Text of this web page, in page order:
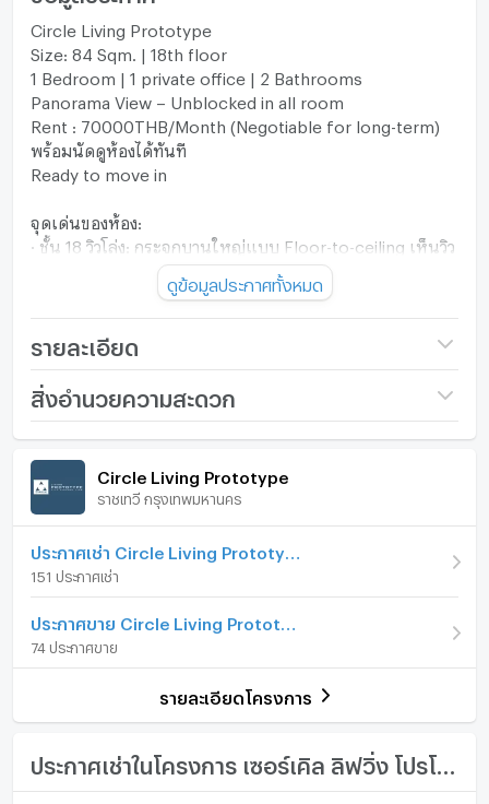
Circle Living Prototype
Size: 84 Sqm. | 18th floor
1 Bedroom | 1 private office | 2 Bathrooms
Panorama View – Unblocked in all room
Rent : 70000THB/Month (Negotiable for long-term)
พร้อมนัดดูห้องได้ทันที
Ready to move in
จุดเด่นของห้อง:
· ชั้น 18 วิวโล่ง: กระจกบานใหญ่แบบ Floor-to-ceiling เห็นวิว
สวนและพระอาทิตย์ตกดินได้จากในห้อง ห้องไม่รับแดดโดยค
· พื้นที่ทำงานส่วนตัว: จัดวางโต๊ะทำงานพร้อมเก้าอี้ Ergonomic
หันหน้าออกรับวิว
เครื่องนอนพรีเมียม ที่นอน king size
· ฟังก์ชันครบ: 2 ห้องน้ำ (มีอ่างอาบน้ำชมวิว), ตู้เสื้อผ้า Built-in
ครัวทันสมัย: มีเตาอบ, ไมโครเวฟ และเครื่องทำกาแฟ พร้อมใช้
งาน
· ระบบ Smart Light: สวิตช์ไฟรวมจุดเดียว (Centralized
· กระจก 2 ชั้นตัดเสียง ห้องเงียบสงบไม่มีเสียงรบกวน
· shuttle tuktuk รับส่งส่ง MRT, Airport link
มักกะสัน / BTS Nana
📞:สนใจติดต่อสอบถาม 🏡
📩:@firstclassestate
ดูข้อมูลประกาศทั้งหมด
รายละเอียด
ชื่อโครงการ Circle Living Prototype
/ เดือน
เงินมัดจำ/ประกัน
รูปแบบห้อง
จำนวนห้องนอน
ขนาดพื้นที่ห้อง 84 ตร.ม.
สิ่งอำนวยความสะดวก
ภายในห้อง ภายในโครงการ
เฟอร์นิเจอร์
โทรศัพท์บ้าน
เครื่องทำน้ำร้อน/น้ำอุ่น
ประตูห้องระบบ digital lock
Circle Living Prototype
ราชเทวี กรุงเทพมหานคร
151 ประกาศเช่า
74 ประกาศขาย
รายละเอียดโครงการ
ประกาศเช่าในโครงการ เซอร์เคิล ลิฟวิ่ง โปรโตไทพ์